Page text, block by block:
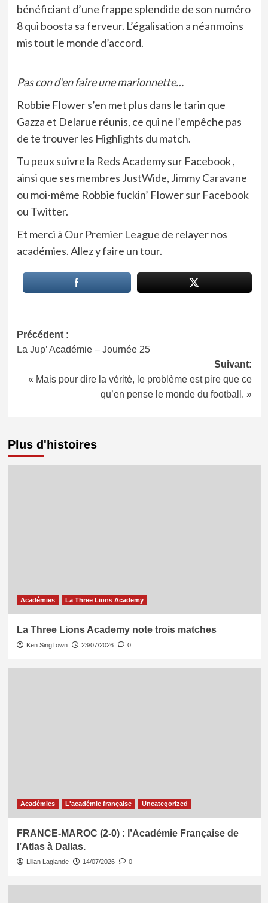
bénéficiant d’une frappe splendide de son numéro
8 qui boosta sa ferveur. L’égalisation a néanmoins
mis tout le monde d’accord.
Pas con d’en faire une marionnette…
Robbie Flower s’en met plus dans le tarin que
Gazza et Delarue réunis, ce qui ne l’empêche pas
de te trouver les Highlights du match.
Tu peux suivre la Reds Academy sur Facebook,
ainsi que ses membres JustWide, Jimmy Caravane
ou moi-même Robbie fuckin’ Flower sur Facebook
ou Twitter.
Et merci à Our Premier League de relayer nos
académies. Allez y faire un tour.
Navigation
d’article
Précédent :
La Jup’ Académie – Journée 25
Suivant:
« Mais pour dire la vérité, le problème est pire que ce
qu’en pense le monde du football. »
Plus d'histoires
Académies La Three Lions Academy
La Three Lions Academy note trois matches
Ken SingTown 23/07/2026 0
Académies L'académie française Uncategorized
FRANCE-MAROC (2-0) : l’Académie Française de
l’Atlas à Dallas.
Lilian Laglande 14/07/2026 0